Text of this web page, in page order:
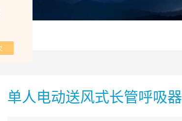
单人电动送风式长管呼吸器